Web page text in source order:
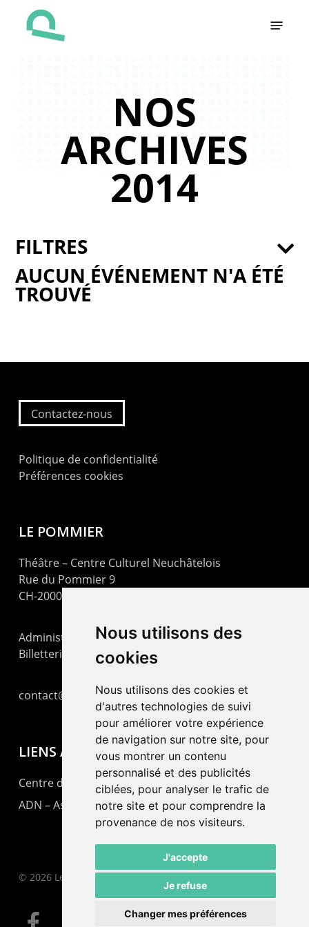
Nous utilisons des
cookies
Nous utilisons des cookies et
d'autres technologies de suivi
pour améliorer votre expérience
de navigation sur notre site, pour
vous montrer un contenu
personnalisé et des publicités
ciblées, pour analyser le trafic de
notre site et pour comprendre la
provenance de nos visiteurs.
J'accepte
Je refuse
Changer mes préférences
NOS
ARCHIVES
2014
AUCUN ÉVÉNEMENT N'A ÉTÉ
TROUVÉ
FILTRES
Contactez-nous
Politique de confidentialité
Préférences cookies
LE POMMIER
Théâtre – Centre Culturel Neuchâtelois
Rue du Pommier 9
CH-2000 Neuchâtel
Administration : +41 32 725 03 03
Billetterie : +41 32 725 05 05
contact@lepommier.ch
LIENS AMIS
Centre de culture ABC
ADN – Association Danse Neuchâtel
© 2026 Le Pommier.
facebook email